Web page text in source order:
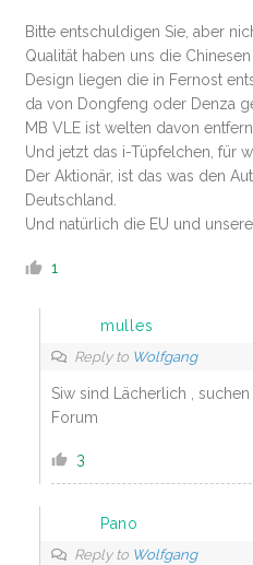
Bitte entschuldigen Sie, aber
Qualität haben uns die
Design liegen die in Fernost
da von Dongfeng oder Denza
MB VLE ist welten davon
Und jetzt das i-Tüpfelchen, für
Der Aktionär, ist das was den
Deutschland.
Und natürlich die EU und
1
mulles
Reply to Wolfgang
Siw sind Lächerlich ,
Forum
3
Pano
Reply to Wolfgang